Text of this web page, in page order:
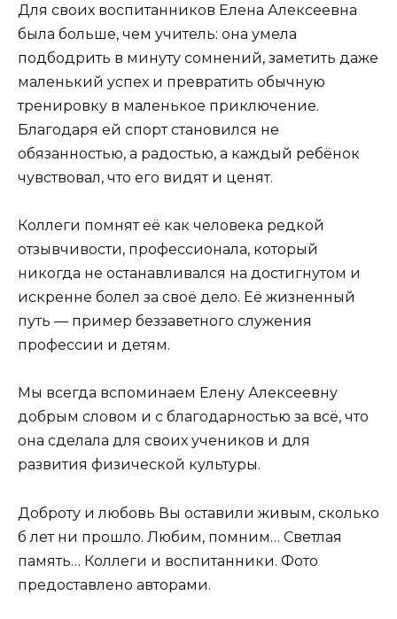
Для своих воспитанников Елена Алексеевна
была больше, чем учитель: она умела
подбодрить в минуту сомнений, заметить даже
маленький успех и превратить обычную
тренировку в маленькое приключение.
Благодаря ей спорт становился не
обязанностью, а радостью, а каждый ребёнок
чувствовал, что его видят и ценят.
Коллеги помнят её как человека редкой
отзывчивости, профессионала, который
никогда не останавливался на достигнутом и
искренне болел за своё дело. Её жизненный
путь — пример беззаветного служения
профессии и детям.
Мы всегда вспоминаем Елену Алексеевну
добрым словом и с благодарностью за всё, что
она сделала для своих учеников и для
развития физической культуры.
Доброту и любовь Вы оставили живым, сколько
б лет ни прошло. Любим, помним… Светлая
память… Коллеги и воспитанники. Фото
предоставлено авторами.